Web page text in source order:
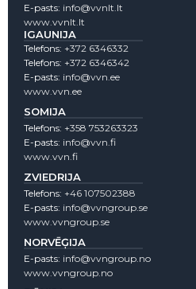
E-pasts: info@vvnlt.lt
www.vvnlt.lt
IGAUNIJA
Telefons: +372 6346332
Telefons: +372 6346342
E-pasts: info@vvn.ee
www.vvn.ee
SOMIJA
Telefons: +358 753263323
E-pasts: info@vvn.fi
www.vvn.fi
ZVIEDRIJA
Telefons: +46 107502388
E-pasts: info@vvngroup.se
www.vvngroup.se
NORVĒĢIJA
E-pasts: info@vvngroup.no
www.vvngroup.no